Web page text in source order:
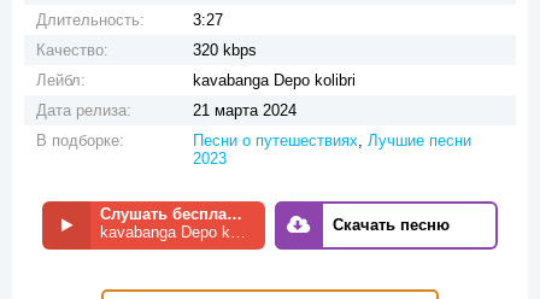
Длительность:
3:27
Качество:
320 kbps
Лейбл:
kavabanga Depo kolibri
Дата релиза:
21 марта 2024
В подборке:
Песни о путешествиях, Лучшие песни
2023
Слушать бесплатно
kavabanga Depo kolibri - Солнце
Скачать песню